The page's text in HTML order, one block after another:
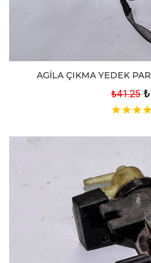
AGİLA ÇIKMA YEDEK
₺41.25